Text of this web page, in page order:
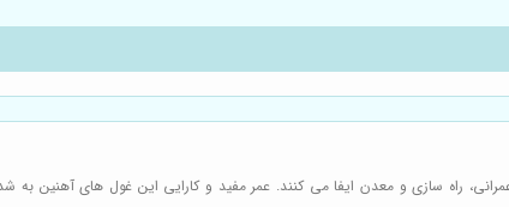
راه سازی و معدن ایفا می کنند. عمر مفید و کارایی این غول های آهنین